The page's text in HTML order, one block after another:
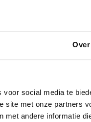
Over
social media te
site met onze partners
met andere informatie
Vorm